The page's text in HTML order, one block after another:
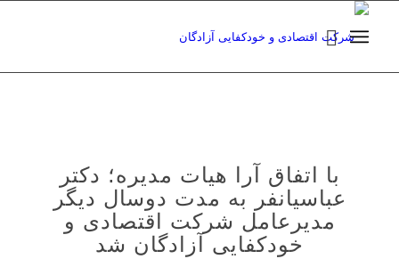
با اتفاق آرا هیات مدیره؛ دکتر
عباسیانفر به مدت دوسال دیگر
مدیرعامل شرکت اقتصادی و
خودکفایی آزادگان شد